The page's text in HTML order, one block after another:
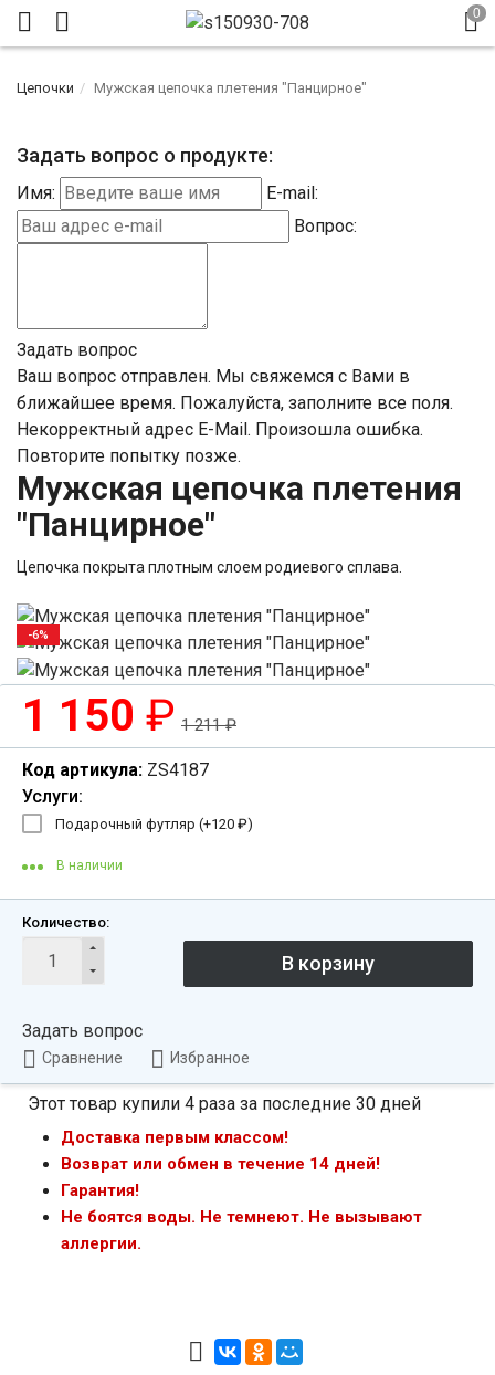
Цепочки Мужская цепочка плетения "Панцирное"
Задать вопрос о продукте:
Имя:
E-mail:
Вопрос:
Задать вопрос
Ваш вопрос отправлен. Мы свяжемся с Вами в
ближайшее время. Пожалуйста, заполните все поля.
Некорректный адрес E-Mail. Произошла ошибка.
Повторите попытку позже.
Мужская цепочка плетения
"Панцирное"
Цепочка покрыта плотным слоем родиевого сплава.
-6%
1 150 ₽ 1 211₽
Код артикула: ZS4187
Услуги:
Подарочный футляр (+120 ₽)
В наличии
Количество:
Задать вопрос
Сравнение Избранное
Этот товар купили 4 раза за последние 30 дней
Доставка первым классом!
Возврат или обмен в течение 14 дней!
Гарантия!
Не боятся воды. Не темнеют. Не вызывают
аллергии.